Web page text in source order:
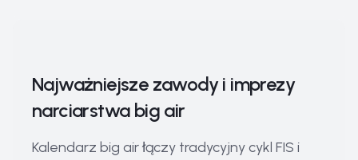
Najważniejsze zawody i imprezy
narciarstwa big air
Kalendarz big air łączy tradycyjny cykl FIS i